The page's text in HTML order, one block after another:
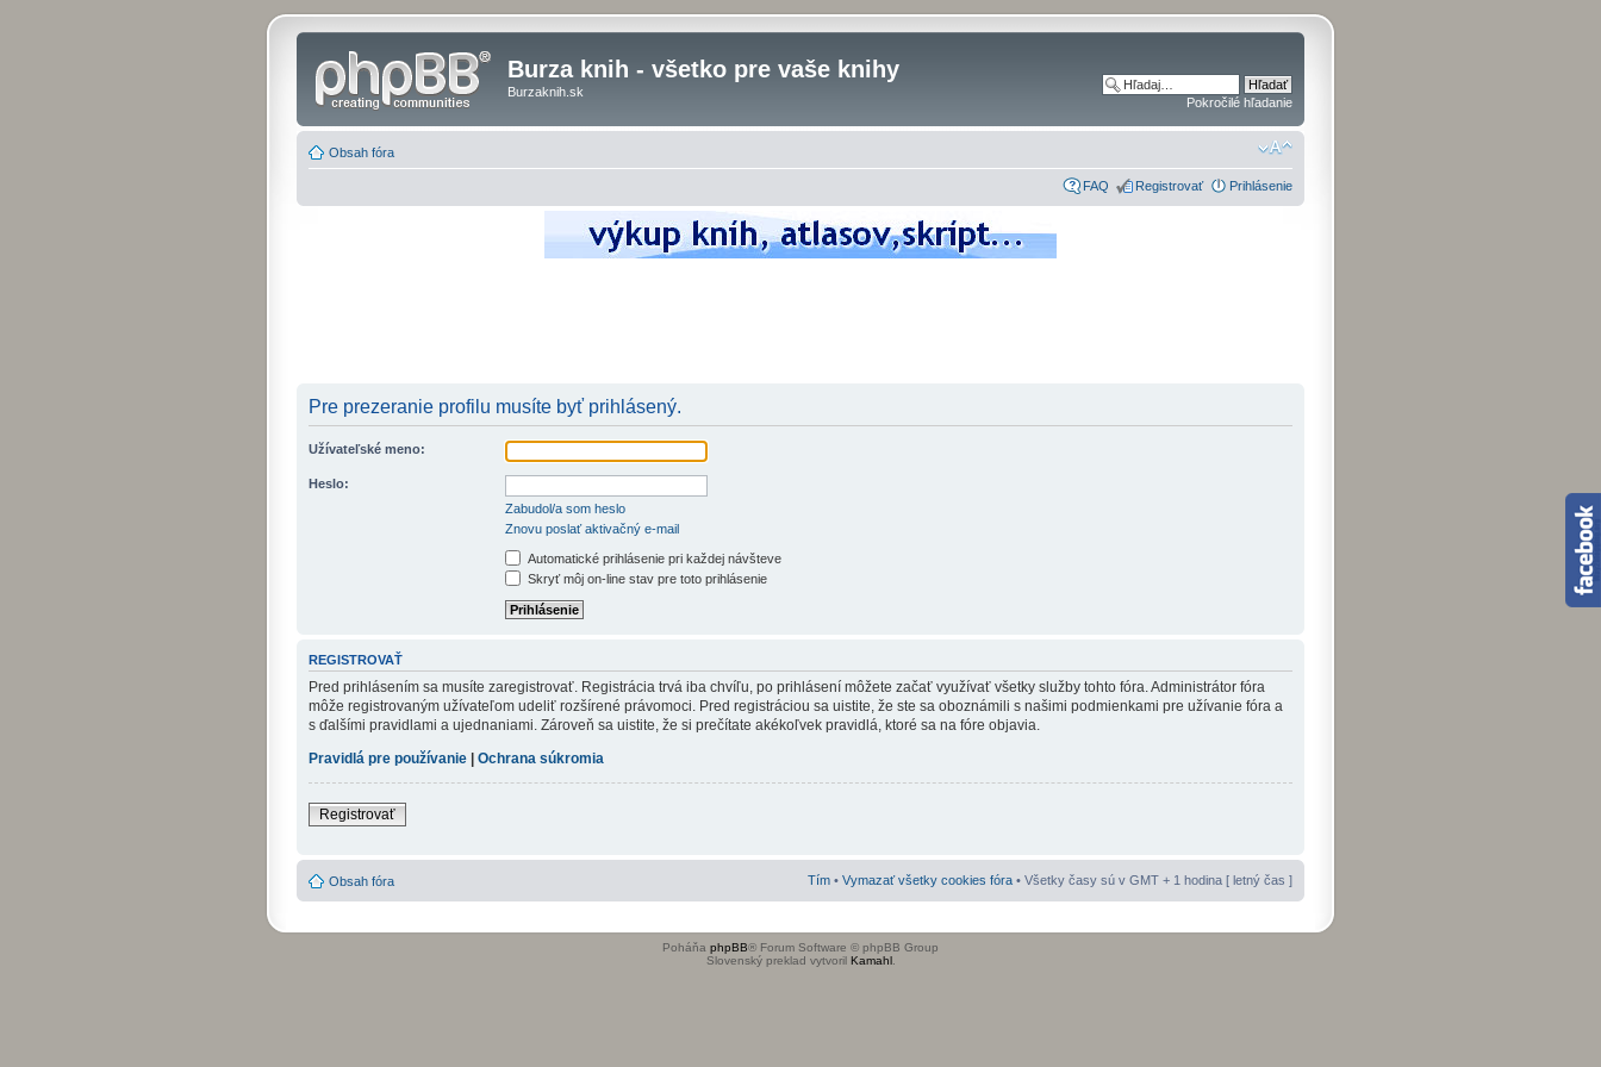
Burza knih - všetko pre vaše knihy
Burzaknih.sk
Pokročilé hľadanie
Obsah fóra
FAQ Registrovať Prihlásenie
Pre prezeranie profilu musíte byť prihlásený.
Užívateľské meno:
Heslo:
Zabudol/a som heslo
Znovu poslať aktivačný e-mail
Automatické prihlásenie pri každej návšteve
Skryť môj on-line stav pre toto prihlásenie
REGISTROVAŤ
Pred prihlásením sa musíte zaregistrovať. Registrácia trvá iba chvíľu, po prihlásení môžete začať využívať všetky služby tohto fóra. Administrátor fóra
môže registrovaným užívateľom udeliť rozšírené právomoci. Pred registráciou sa uistite, že ste sa oboznámili s našimi podmienkami pre užívanie fóra a
s ďalšími pravidlami a ujednaniami. Zároveň sa uistite, že si prečítate akékoľvek pravidlá, ktoré sa na fóre objavia.
Pravidlá pre používanie
Ochrana súkromia
Registrovať
Obsah fóra Tím • Vymazať všetky cookies fóra • Všetky časy sú v GMT + 1 hodina [ letný čas ]
Poháňa phpBB® Forum Software © phpBB Group
Slovenský preklad vytvoril Kamahl.